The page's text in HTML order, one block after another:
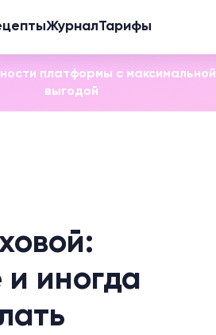
ЖурналТарифы
платформы с максимальной
выгодой
и иногда